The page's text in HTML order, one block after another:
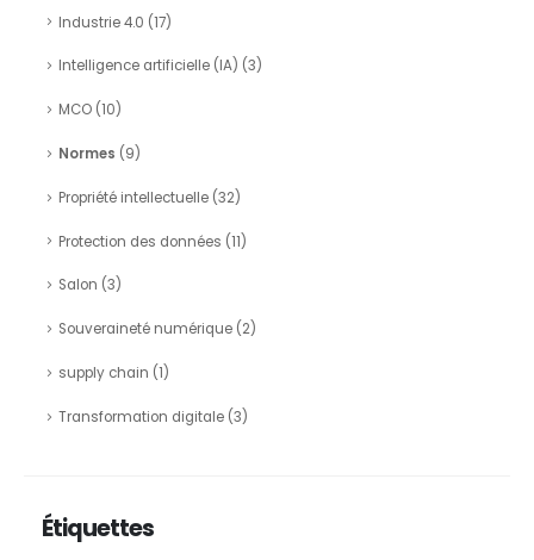
Industrie 4.0 (17)
Intelligence artificielle (IA) (3)
MCO(10)
Normes (9)
Propriété intellectuelle(32)
Protection des données (11)
Salon (3)
Souveraineté numérique(2)
supply chain (1)
Transformation digitale(3)
Étiquettes